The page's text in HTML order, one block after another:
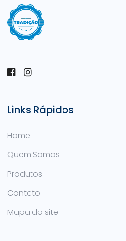
Links Rápidos
Home
Quem Somos
Produtos
Contato
Mapa do site